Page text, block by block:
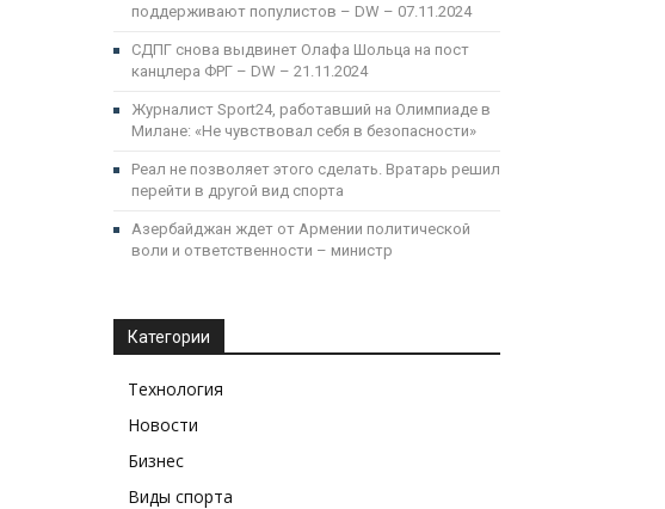
поддерживают популистов – DW – 07.11.2024
СДПГ снова выдвинет Олафа Шольца на пост
канцлера ФРГ – DW – 21.11.2024
Журналист Sport24, работавший на Олимпиаде в
Милане: «Не чувствовал себя в безопасности»
Реал не позволяет этого сделать. Вратарь решил
перейти в другой вид спорта
Азербайджан ждет от Армении политической
воли и ответственности – министр
Категории
Технология
Новости
Бизнес
Виды спорта